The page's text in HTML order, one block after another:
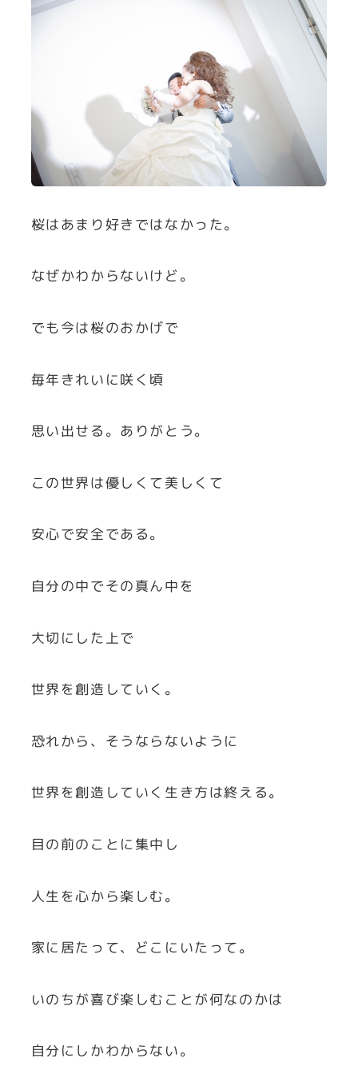
桜はあまり好きではなかった。
なぜかわからないけど。
でも今は桜のおかげで
毎年きれいに咲く頃
思い出せる。ありがとう。
この世界は優しくて美しくて
安心で安全である。
自分の中でその真ん中を
大切にした上で
世界を創造していく。
恐れから、そうならないように
世界を創造していく生き方は終える。
目の前のことに集中し
人生を心から楽しむ。
家に居たって、どこにいたって。
いのちが喜び楽しむことが何なのかは
自分にしかわからない。